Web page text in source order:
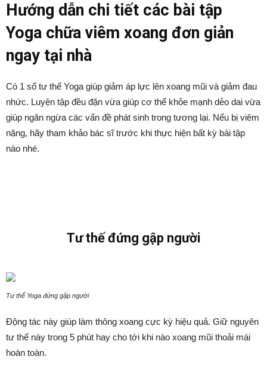
Hướng dẫn chi tiết các bài tập
Yoga chữa viêm xoang đơn giản
ngay tại nhà
Có 1 số tư thế Yoga giúp giảm áp lực lên xoang mũi và giảm đau
nhức. Luyện tập đều đặn vừa giúp cơ thể khỏe mạnh dẻo dai vừa
giúp ngăn ngừa các vấn đề phát sinh trong tương lại. Nếu bị viêm
nặng, hãy tham khảo bác sĩ trước khi thực hiện bất kỳ bài tập
nào nhé.
Tư thế đứng gập người
Tư thế Yoga đứng gập người
Động tác này giúp làm thông xoang cực kỳ hiệu quả. Giữ nguyên
tư thế này trong 5 phút hay cho tới khi nào xoang mũi thoải mái
hoàn toàn.